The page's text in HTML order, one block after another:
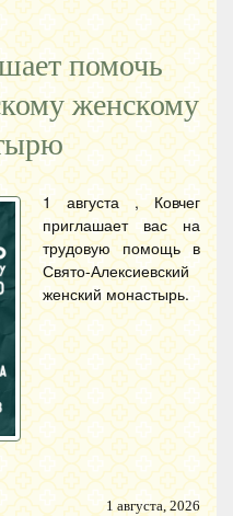
помочь
женскому
1 августа , Ковчег
приглашает вас на
трудовую помощь в
Свято-Алексиевский
женский монастырь.
1 августа, 2026